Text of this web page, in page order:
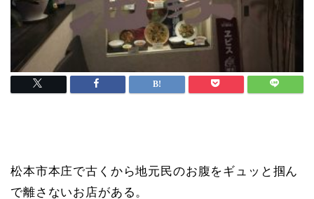
松本市本庄で古くから地元民のお腹をギュッと掴ん
で離さないお店がある。